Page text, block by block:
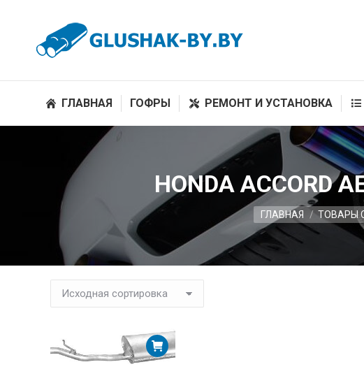
ГЛАВНАЯ ГОФРЫ РЕМОНТ И УСТАНОВКА
HONDA ACCORD
Вы здесь:
ГЛАВНАЯ ТОВАРЫ С